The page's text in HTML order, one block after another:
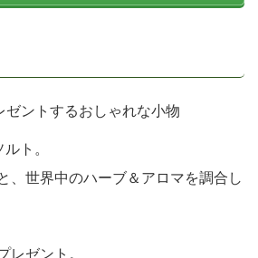
ト。
、世界中のハーブ＆アロマを調合し
レゼント。